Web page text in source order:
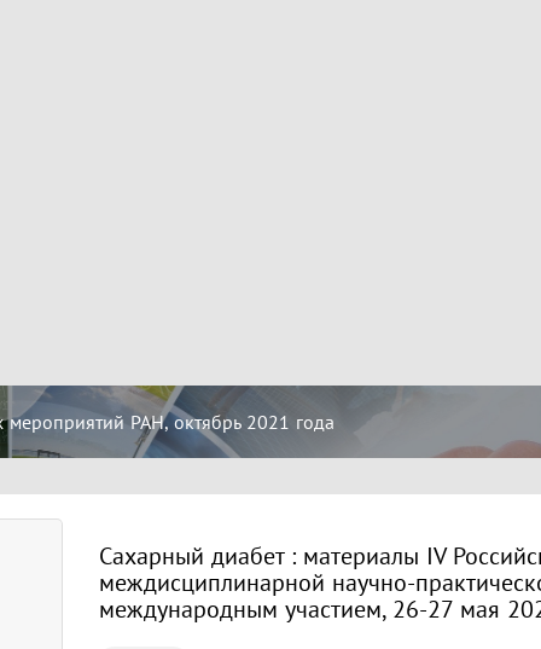
РАН, октябрь 2021 года
Сахарный диабет : материалы IV
междисциплинарной научно-
международным участием, 26-27 мая